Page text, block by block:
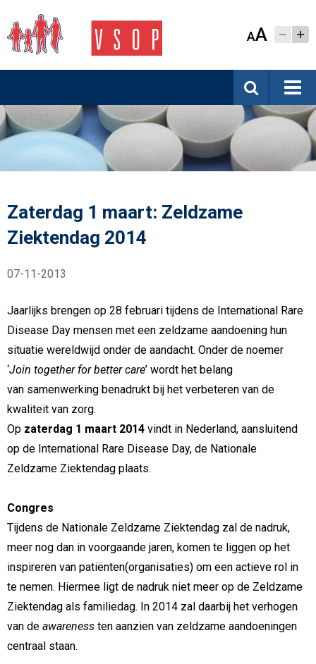
AA
Zaterdag 1 maart: Zeldzame
Ziektendag 2014
07-11-2013
Jaarlijks brengen op 28 februari tijdens de International Rare
Disease Day mensen met een zeldzame aandoening hun
situatie wereldwijd onder de aandacht. Onder de noemer
‘Join together for better care’ wordt het belang
van samenwerking benadrukt bij het verbeteren van de
kwaliteit van zorg.
Op zaterdag 1 maart 2014 vindt in Nederland, aansluitend
op de International Rare Disease Day, de Nationale
Zeldzame Ziektendag plaats.
Congres
Tijdens de Nationale Zeldzame Ziektendag zal de nadruk,
meer nog dan in voorgaande jaren, komen te liggen op het
inspireren van patiënten(organisaties) om een actieve rol in
te nemen. Hiermee ligt de nadruk niet meer op de Zeldzame
Ziektendag als familiedag. In 2014 zal daarbij het verhogen
van de awareness ten aanzien van zeldzame aandoeningen
centraal staan.